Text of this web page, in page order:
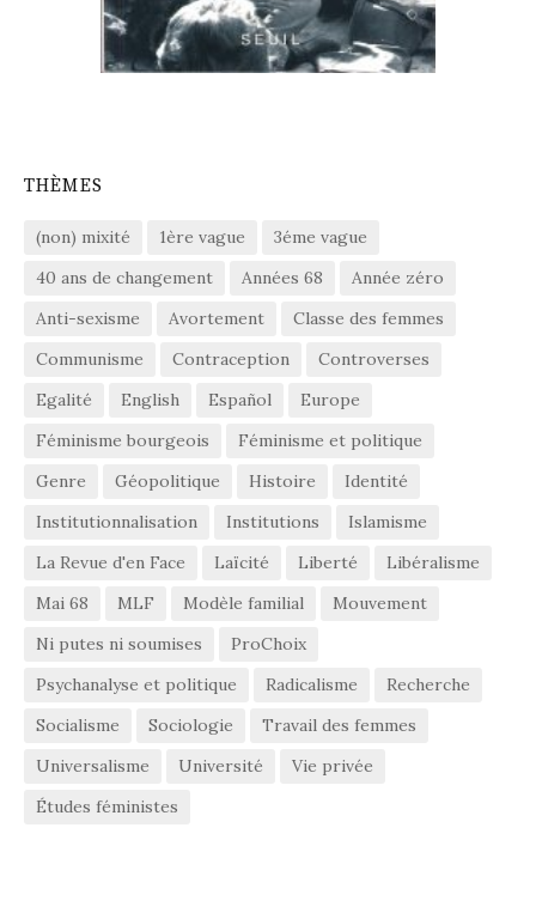
THÈMES
(non) mixité 1ère vague
3éme vague
40 ans de changement
Années 68
Année zéro
Anti-sexisme
Avortement
Classe des femmes
Communisme
Contraception
Controverses
Egalité
English Español
Europe
Féminisme bourgeois
Féminisme et politique
Genre
Géopolitique Histoire
Identité
Institutionnalisation
Institutions
Islamisme
La Revue d'en Face
Laïcité Liberté
Libéralisme
Mai 68
MLF Modèle familial
Mouvement
Ni putes ni soumises
ProChoix
Psychanalyse et politique
Radicalisme
Recherche
Socialisme
Sociologie
Travail des femmes
Universalisme
Université
Vie privée
Études féministes